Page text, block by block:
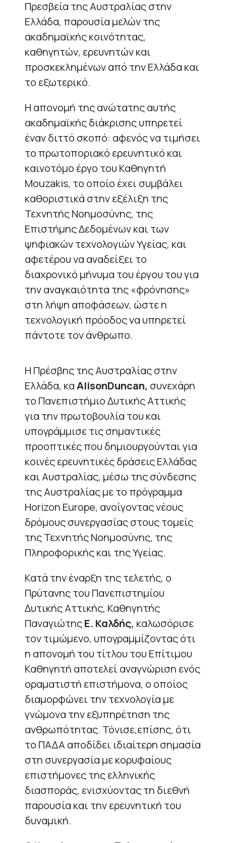
Πρεσβεία της Αυστραλίας στην
Ελλάδα, παρουσία μελών της
ακαδημαϊκής κοινότητας,
καθηγητών, ερευνητών και
προσκεκλημένων από την Ελλάδα και
το εξωτερικό.
Η απονομή της ανώτατης αυτής
ακαδημαϊκής διάκρισης υπηρετεί
έναν διττό σκοπό: αφενός να τιμήσει
το πρωτοποριακό ερευνητικό και
καινοτόμο έργο του Καθηγητή
Mouzakis, το οποίο έχει συμβάλει
καθοριστικά στην εξέλιξη της
Τεχνητής Νοημοσύνης, της
Επιστήμης Δεδομένων και των
ψηφιακών τεχνολογιών Υγείας, και
αφετέρου να αναδείξει το
διαχρονικό μήνυμα του έργου του για
την αναγκαιότητα της «φρόνησης»
στη λήψη αποφάσεων, ώστε η
τεχνολογική πρόοδος να υπηρετεί
πάντοτε τον άνθρωπο.
Η Πρέσβης της Αυστραλίας στην
Ελλάδα, καAlisonDuncan, συνεχάρη
το Πανεπιστήμιο Δυτικής Αττικής
για την πρωτοβουλία του και
υπογράμμισε τις σημαντικές
προοπτικές που δημιουργούνται για
κοινές ερευνητικές δράσεις Ελλάδας
και Αυστραλίας, μέσω της σύνδεσης
της Αυστραλίας με το πρόγραμμα
Horizon Europe, ανοίγοντας νέους
δρόμους συνεργασίας στους τομείς
της Τεχνητής Νοημοσύνης, της
Πληροφορικής και της Υγείας.
Κατά την έναρξη της τελετής, ο
Πρύτανης του Πανεπιστημίου
Δυτικής Αττικής, Καθηγητής
ΠαναγιώτηςΕ. Καλδής, καλωσόρισε
τον τιμώμενο, υπογραμμίζοντας ότι
η απονομή του τίτλου του Επίτιμου
Καθηγητή αποτελεί αναγνώριση ενός
οραματιστή επιστήμονα, ο οποίος
διαμορφώνει την τεχνολογία με
γνώμονα την εξυπηρέτηση της
ανθρωπότητας. Τόνισε,επίσης, ότι
το ΠΑΔΑ αποδίδει ιδιαίτερη σημασία
στη συνεργασία με κορυφαίους
επιστήμονες της ελληνικής
διασποράς, ενισχύοντας τη διεθνή
παρουσία και την ερευνητική του
δυναμική.